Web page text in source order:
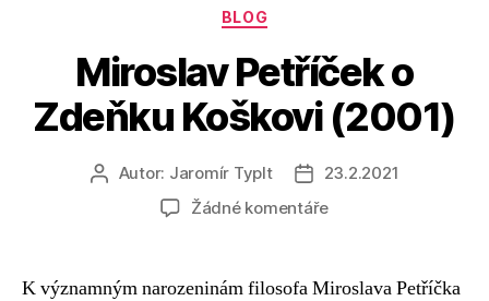
Rubriky
BLOG
Miroslav Petříček o
Zdeňku Koškovi (2001)
Autor
příspěvku
Autor: Jaromír Typlt
Datum
příspěvku
23.2.2021
Žádné komentářeu
názvem
K významným narozeninám filosofa Miroslava Petříčka